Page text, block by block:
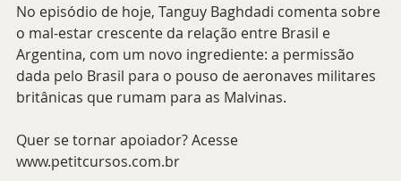
No episódio de hoje, Tanguy Baghdadi comenta sobre
o mal-estar crescente da relação entre Brasil e
Argentina, com um novo ingrediente: a permissão
dada pelo Brasil para o pouso de aeronaves militares
britânicas que rumam para as Malvinas.
Quer se tornar apoiador? Acesse
www.petitcursos.com.br